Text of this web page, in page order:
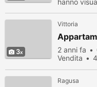
hanno
3
Vittoria
2 anni fa
Vendita
Ragusa